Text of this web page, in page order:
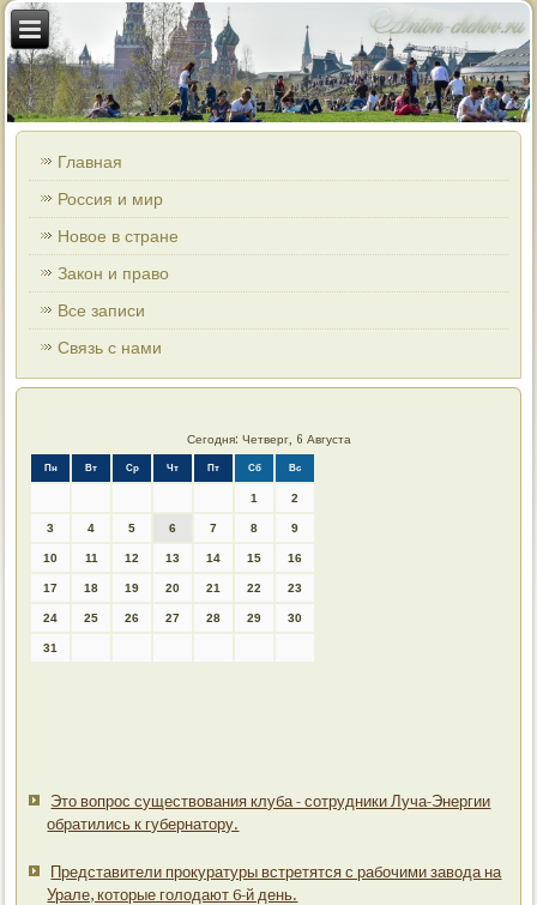
Главная
Россия и мир
Новое в стране
Закон и право
Все записи
Связь с нами
Сегодня: Четверг, 6 Августа
Пн Вт Ср Чт Пт Сб Вс
1 2
3 4 5 6 7 8 9
10 11 12 13 14 15 16
17 18 19 20 21 22 23
24 25 26 27 28 29 30
31
Это вопрос существования клуба - сотрудники Луча-Энергии
обратились к губернатору.
Представители прокуратуры встретятся с рабочими завода на
Урале, которые голодают 6-й день.